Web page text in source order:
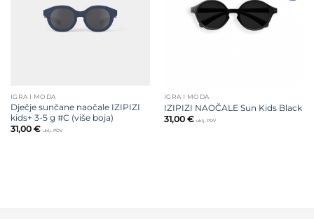
IGRA I MODA
Dječje sunčane naočale IZIPIZI
kids+ 3-5 g #C (više boja)
31,00 € uklj. PDV
IGRA I MODA
IZIPIZI NAOČALE Sun Kids Black
31,00 € uklj. PDV